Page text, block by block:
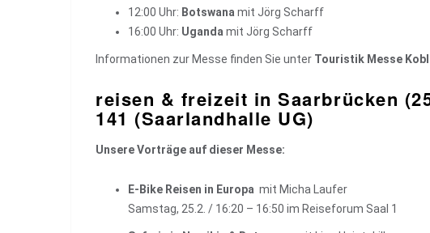
12:00 Uhr: Botswana mit Jörg Scharff
16:00 Uhr: Uganda mit Jörg Scharff
Informationen zur Messe finden Sie unter Touristik Messe
reisen & freizeit in Saarbrücken
141 (Saarlandhalle UG)
Unsere Vorträge auf dieser Messe:
E-Bike Reisen in Europa mit Micha Laufer
Samstag, 25.2. / 16:20 – 16:50 im Reiseforum Saal 1